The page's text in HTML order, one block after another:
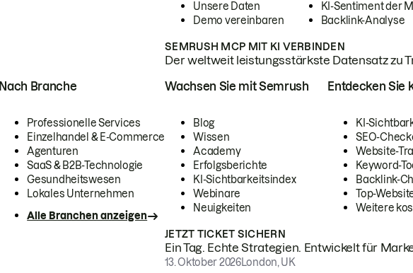
Unsere Daten
Demo vereinbaren
KI-Sentiment der
Backlink-Analyse
SEMRUSH MCP MIT KI VERBINDEN
Der weltweit leistungsstärkste Datensatz zu
Nach Branche
Professionelle Services
Einzelhandel & E-Commerce
Agenturen
SaaS & B2B-Technologie
Gesundheitswesen
Lokales Unternehmen
Alle Branchen anzeigen
Wachsen Sie mit Semrush
Blog
Wissen
Academy
Erfolgsberichte
KI-Sichtbarkeitsindex
Webinare
Neuigkeiten
Entdecken Sie
KI-
SEO-
Website-
Keyword-
Backlink-
Top-
Weitere
JETZT TICKET SICHERN
Ein Tag. Echte Strategien. Entwickelt für
13. Oktober 2026London, UK